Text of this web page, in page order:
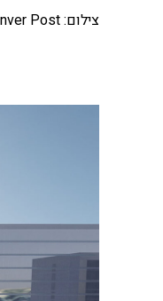
צילום: Hyoung Chang/The Denver Post